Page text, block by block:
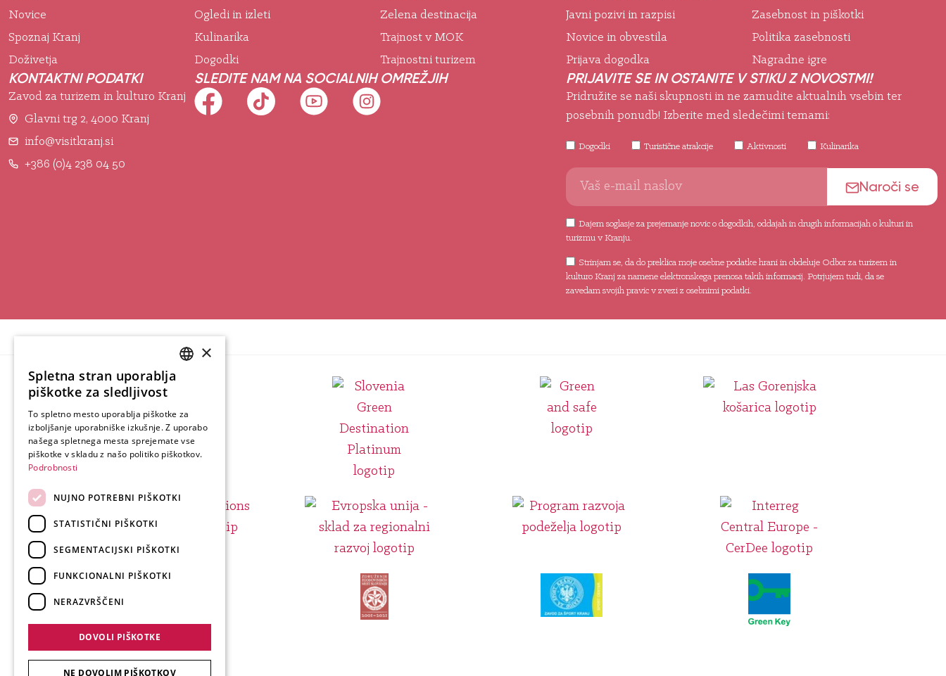
Novice
Spoznaj Kranj
Doživetja
Ogledi in izleti
Kulinarika
Dogodki
Zelena destinacija
Trajnost v MOK
Trajnostni turizem
Javni pozivi in razpisi
Novice in obvestila
Prijava dogodka
Zasebnost in piškotki
Politika zasebnosti
Nagradne igre
KONTAKTNI PODATKI
Zavod za turizem in kulturo Kranj
Glavni trg 2, 4000 Kranj
info@visitkranj.si
+386 (0)4 238 04 50
SLEDITE NAM NA SOCIALNIH OMREŽJIH PRIJAVITE SE IN OSTANITE V STIKU Z NOVOSTMI!
Pridružite se naši skupnosti in ne zamudite aktualnih vsebin ter
posebnih ponudb! Izberite med sledečimi temami:
Dogodki Turistične atrakcije Aktivnosti Kulinarika
Dajem soglasje za prejemanje novic o dogodkih, oddajah in drugih informacijah o kulturi in
turizmu v Kranju.
Strinjam se, da do preklica moje osebne podatke hrani in obdeluje Odbor za turizem in
kulturo Kranj za namene elektronskega prenosa takih informacij. Potrjujem tudi, da se
zavedam svojih pravic v zvezi z osebnimi podatki.
Naroči se
SLOVENIAN
GERMAN
ITALIAN
×
Spletna stran uporablja
piškotke za sledljivost
To spletno mesto uporablja piškotke za
izboljšanje uporabniške izkušnje. Z uporabo
našega spletnega mesta sprejemate vse
piškotke v skladu z našo politiko piškotkov.
Podrobnosti
NUJNO POTREBNI PIŠKOTKI
STATISTIČNI PIŠKOTKI
SEGMENTACIJSKI PIŠKOTKI
FUNKCIONALNI PIŠKOTKI
NERAZVRŠČENI
DOVOLI PIŠKOTKE
NE DOVOLIM PIŠKOTKOV